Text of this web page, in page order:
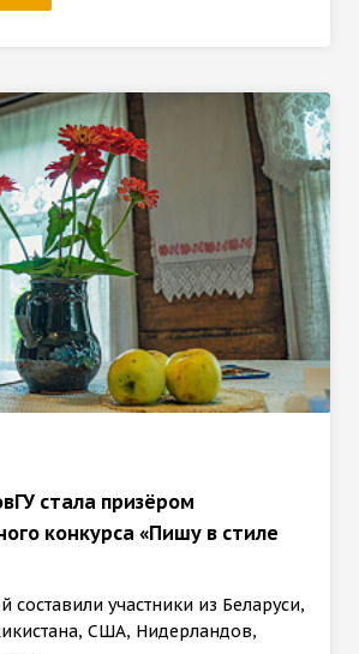
стала призёром
конкурса «Пишу в стиле
составили участники из Беларуси,
США, Нидерландов,